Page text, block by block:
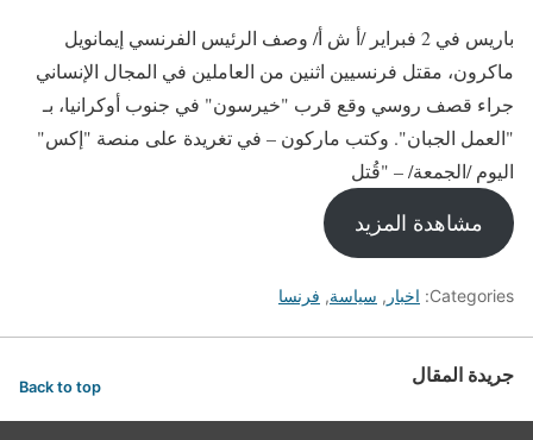
باريس في 2 فبراير /أ ش أ/ وصف الرئيس الفرنسي إيمانويل
ماكرون، مقتل فرنسيين اثنين من العاملين في المجال الإنساني
جراء قصف روسي وقع قرب "خيرسون" في جنوب أوكرانيا، بـ
"العمل الجبان". وكتب ماركون – في تغريدة على منصة "إكس"
اليوم /الجمعة/ – "قُتل
مشاهدة المزيد
Categories: اخبار , سياسة, فرنسا
جريدة المقال Back to top